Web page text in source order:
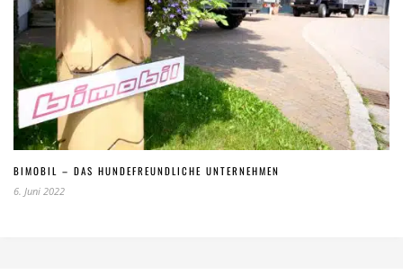
BIMOBIL – DAS HUNDEFREUNDLICHE UNTERNEHMEN
6. Juni 2022